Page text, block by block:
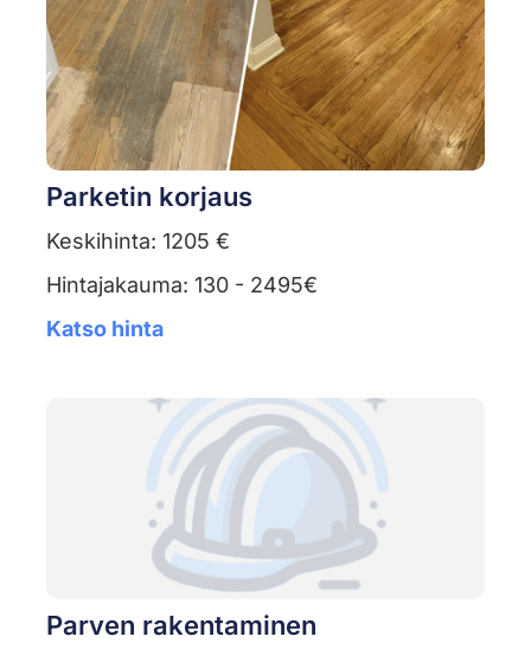
Parketin korjaus
Keskihinta: 1205 €
Hintajakauma: 130 - 2495€
Katso hinta
Parven rakentaminen